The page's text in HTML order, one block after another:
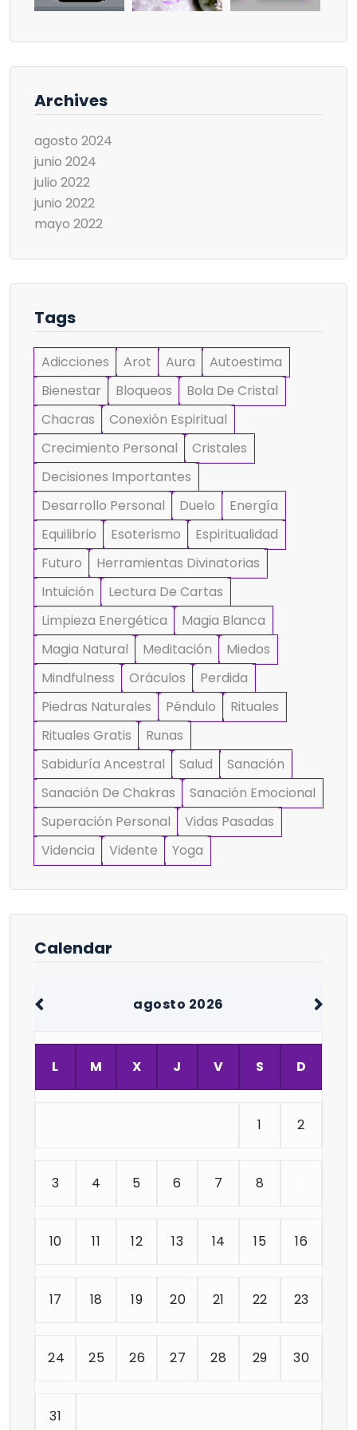
Archives
agosto 2024
junio 2024
julio 2022
junio 2022
mayo 2022
Tags
Adicciones Arot Aura
Autoestima
Bienestar
Bloqueos
Bola De Cristal
Chacras
Conexión Espiritual
Crecimiento Personal
Cristales
Decisiones Importantes
Desarrollo Personal
Duelo
Energía
Equilibrio
Esoterismo
Espiritualidad
Futuro
Herramientas Divinatorias
Intuición
Lectura De Cartas
Limpieza Energética
Magia Blanca
Magia Natural
Meditación
Miedos
Mindfulness
Oráculos
Perdida
Piedras Naturales
Péndulo
Rituales
Rituales Gratis
Runas
Sabiduría Ancestral
Salud
Sanación
Sanación De Chakras
Sanación Emocional
Superación Personal
Vidas Pasadas
Videncia
Vidente Yoga
Calendar
agosto 2026
L M X J V S D
1 2
3 4 5 6 7 8
10 11 12 13 14 15 16
17 18 19 20 21 22 23
24 25 26 27 28 29 30
31